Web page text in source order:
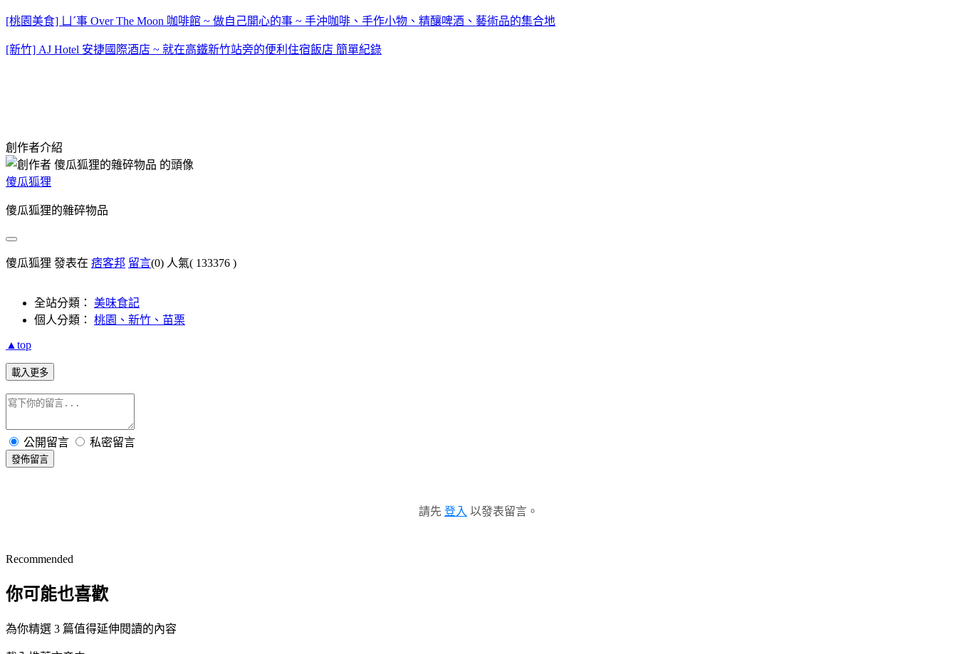
[桃園美食] ㄩˊ事 Over The Moon 咖啡館 ~ 做自己開心的事 ~ 手沖咖啡、手作小物、精釀啤酒、藝術品的集合地
[新竹] AJ Hotel 安捷國際酒店 ~ 就在高鐵新竹站旁的便利住宿飯店 簡單紀錄
創作者介紹
傻瓜狐狸
傻瓜狐狸的雜碎物品
傻瓜狐狸 發表在 痞客邦 留言(0) 人氣( 133376 )
全站分類： 美味食記
個人分類： 桃園、新竹、苗栗
▲top
載入更多
公開留言 私密留言
發佈留言
請先 登入 以發表留言。
Recommended
你可能也喜歡
為你精選 3 篇值得延伸閱讀的內容